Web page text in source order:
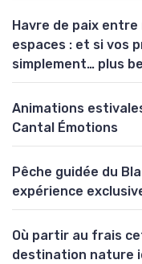
Havre de paix
espaces : et si vos
simplement… plus
Animations
Cantal Émotions
Pêche guidée du
expérience
Où partir au frais
destination nature